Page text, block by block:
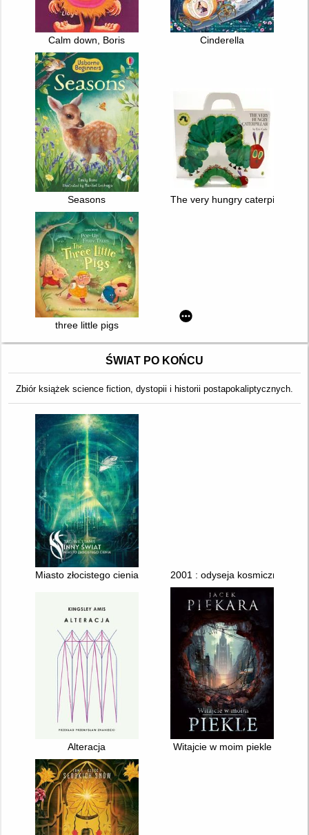
Calm down, Boris Cinderella
Seasons The very hungry caterpillar :
three little pigs
ŚWIAT PO KOŃCU
Zbiór książek science fiction, dystopii i historii postapokaliptycznych.
Miasto złocistego cienia 2001 : odyseja kosmiczna
Alteracja Witajcie w moim piekle